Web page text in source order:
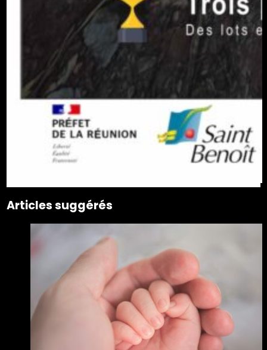
Articles suggérés